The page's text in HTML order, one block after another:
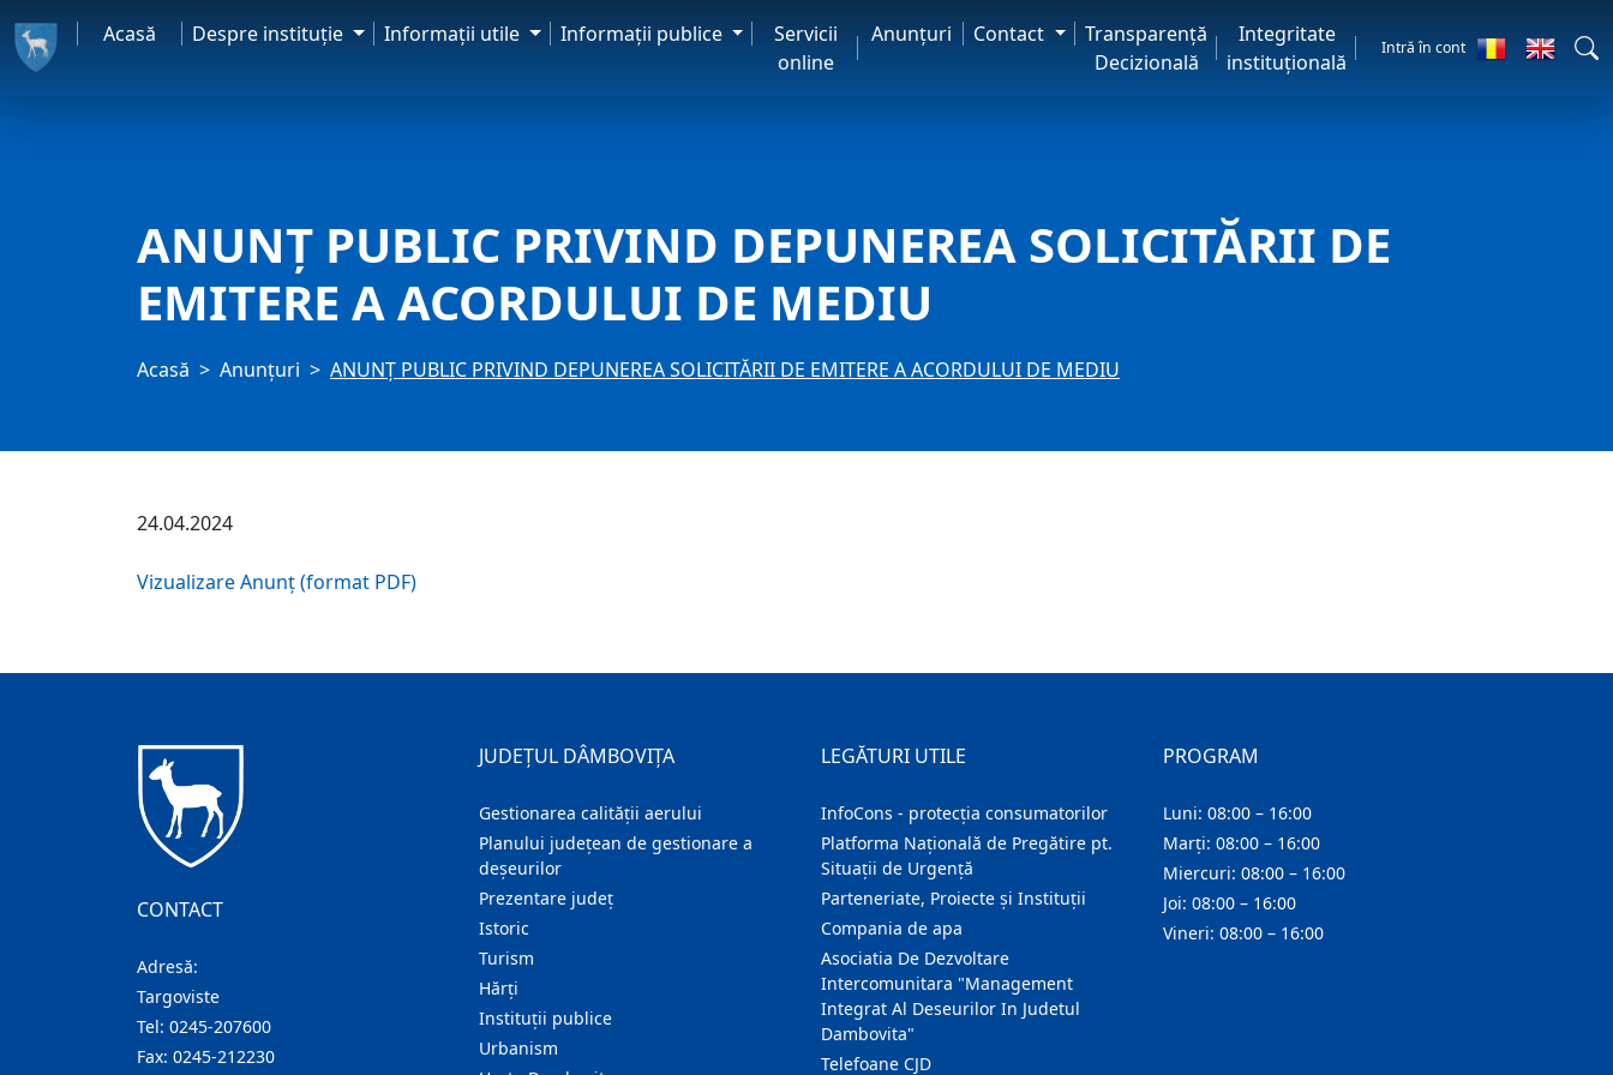
Acasă Despre instituţie Informaţii utile Informaţii publice
Servicii
online
Anunţuri Contact
Transparență
Decizională
Integritate
instituțională
Intră în cont
ANUNŢ PUBLIC PRIVIND DEPUNEREA SOLICITĂRII DE
EMITERE A ACORDULUI DE MEDIU
Acasă Anunţuri ANUNŢ PUBLIC PRIVIND DEPUNEREA SOLICITĂRII DE EMITERE A ACORDULUI DE MEDIU
24.04.2024
Vizualizare Anunț (format PDF)
CONTACT
Adresă:
Targoviste
Tel: 0245-207600
Fax: 0245-212230
JUDEȚUL DÂMBOVIȚA
Gestionarea calității aerului
Planului județean de gestionare a
deșeurilor
Prezentare judeţ
Istoric
Turism
Hărţi
Instituţii publice
Urbanism
LEGĂTURI UTILE
InfoCons - protecția consumatorilor
Platforma Națională de Pregătire pt.
Situații de Urgență
Parteneriate, Proiecte și Instituții
Compania de apa
Asociatia De Dezvoltare
Intercomunitara "Management
Integrat Al Deseurilor In Judetul
Dambovita"
Telefoane CJD
PROGRAM
Luni: 08:00 – 16:00
Marți: 08:00 – 16:00
Miercuri: 08:00 – 16:00
Joi: 08:00 – 16:00
Vineri: 08:00 – 16:00